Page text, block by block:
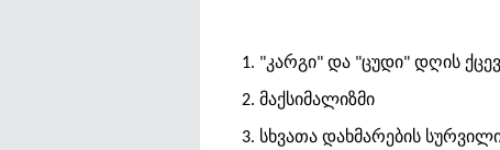
1. "კარგი" და "ცუდი" დღის
2. მაქსიმალიზმი
3. სხვათა დახმარების